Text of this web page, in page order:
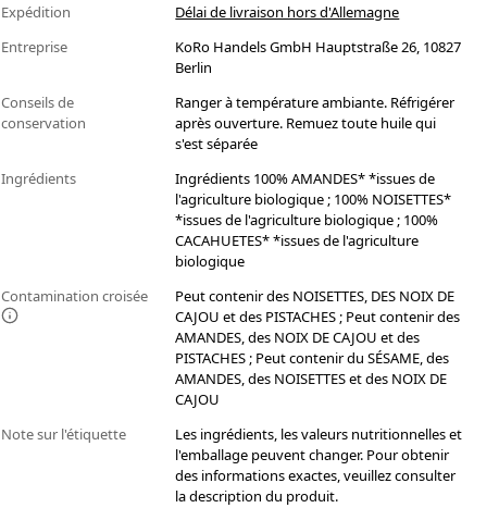
Expédition
Délai de livraison hors d'Allemagne
Entreprise
KoRo Handels GmbH Hauptstraße 26, 10827
Berlin
Conseils de
conservation
Ranger à température ambiante. Réfrigérer
après ouverture. Remuez toute huile qui
s'est séparée
Ingrédients
Ingrédients 100% AMANDES* *issues de
l'agriculture biologique ; 100% NOISETTES*
*issues de l'agriculture biologique ; 100%
CACAHUETES* *issues de l'agriculture
biologique
Contamination croisée
Peut contenir des NOISETTES, DES NOIX DE
CAJOU et des PISTACHES ; Peut contenir des
AMANDES, des NOIX DE CAJOU et des
PISTACHES ; Peut contenir du SÉSAME, des
AMANDES, des NOISETTES et des NOIX DE
CAJOU
Note sur l'étiquette
Les ingrédients, les valeurs nutritionnelles et
l'emballage peuvent changer. Pour obtenir
des informations exactes, veuillez consulter
la description du produit.